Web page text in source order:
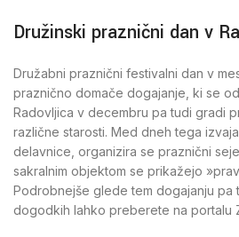
Družinski praznični dan v
Družabni praznični festivalni dan v
praznično domače dogajanje, ki se
Radovljica v decembru pa tudi gradi
različne starosti. Med dneh tega
delavnice, organizira se praznični
sakralnim objektom se prikažejo
Podrobnejše glede tem dogajanju pa
dogodkih lahko preberete na portalu